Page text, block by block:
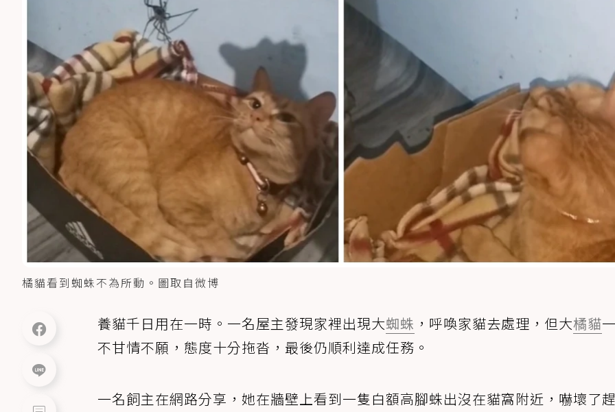
橘貓看到蜘蛛不為所動。圖取自微博
養貓千日用在一時。一名屋主發現家裡出現大蜘蛛 ，呼喚家貓去處理，但大橘貓
不甘情不願，態度十分拖沓，最後仍順利達成任務。
一名飼主在網路分享，她在牆壁上看到一隻白額高腳蛛出沒在貓窩附近，嚇壞了